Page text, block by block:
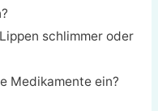
schlimmer oder
Medikamente ein?